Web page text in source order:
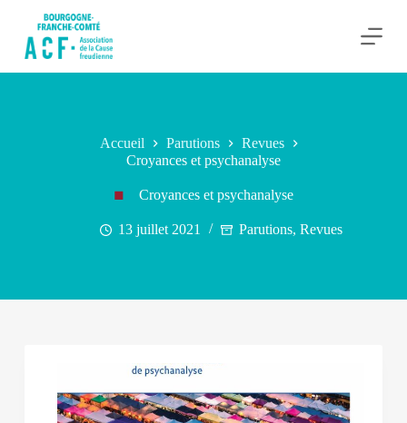
Accueil Parutions
Revues
Croyances et psychanalyse
Croyances et psychanalyse
13 juillet 2021 Parutions,Revues